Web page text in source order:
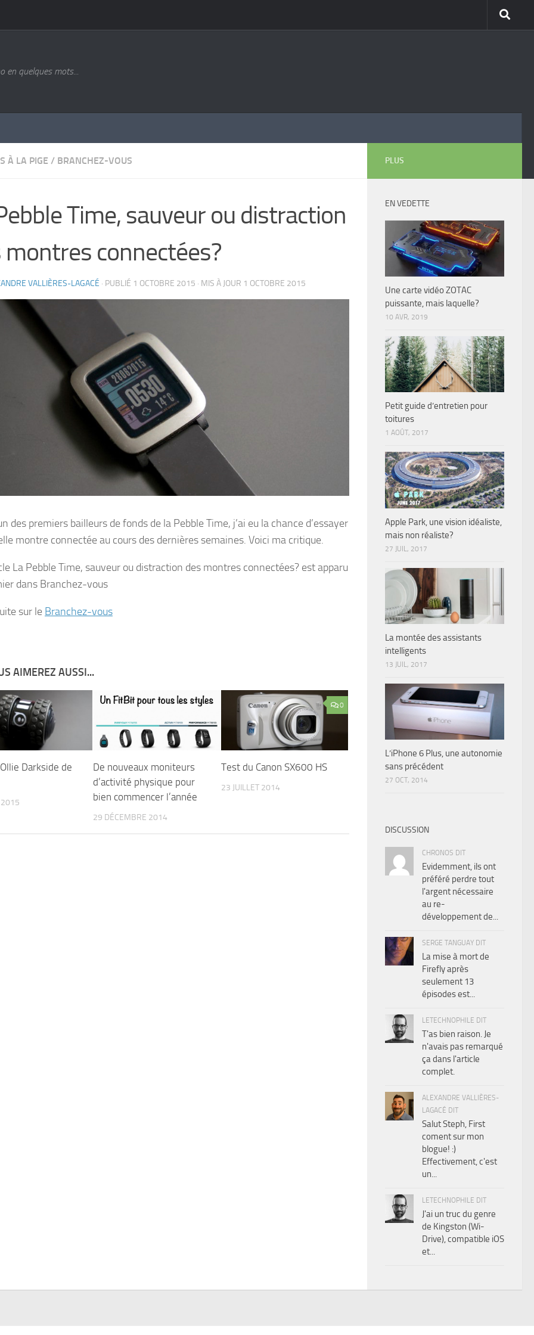
en quelques mots...
À LA PIGE / BRANCHEZ-VOUS
Time, sauveur ou distraction
montres connectées?
VALLIÈRES-LAGACÉ · PUBLIÉ 1 OCTOBRE 2015 · MIS À JOUR 1 OCTOBRE 2015
des premiers bailleurs de fonds de la Pebble Time, j’ai eu la chance d’essayer
montre connectée au cours des dernières semaines. Voici ma critique.
La Pebble Time, sauveur ou distraction des montres connectées? est apparu
dans Branchez-vous
sur le Branchez-vous
AIMEREZ AUSSI...
Darkside de
2015
De nouveaux moniteurs
d’activité physique pour
bien commencer l’année
29 DÉCEMBRE 2014
0
Test du Canon SX600 HS
23 JUILLET 2014
PLUS
EN VEDETTE
Une carte vidéo ZOTAC
puissante, mais laquelle?
10 AVR, 2019
Petit guide d’entretien pour
toitures
1 AOÛT, 2017
Apple Park, une vision idéaliste,
mais non réaliste?
27 JUIL, 2017
La montée des assistants
intelligents
13 JUIL, 2017
L’iPhone 6 Plus, une autonomie
sans précédent
27 OCT, 2014
DISCUSSION
CHRONOS DIT
Evidemment, ils ont
préféré perdre tout
l'argent nécessaire
au re-
développement de...
SERGE TANGUAY DIT
La mise à mort de
Firefly après
seulement 13
épisodes est...
LETECHNOPHILE DIT
T'as bien raison. Je
n'avais pas remarqué
ça dans l'article
complet.
ALEXANDRE VALLIÈRES-
LAGACÉ DIT
Salut Steph, First
coment sur mon
blogue! :)
Effectivement, c'est
un...
LETECHNOPHILE DIT
J'ai un truc du genre
de Kingston (Wi-
Drive), compatible iOS
et...